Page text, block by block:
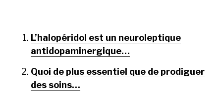
L’halopéridol est un neuroleptique
antidopaminergique…
Quoi de plus essentiel que de prodiguer
des soins…